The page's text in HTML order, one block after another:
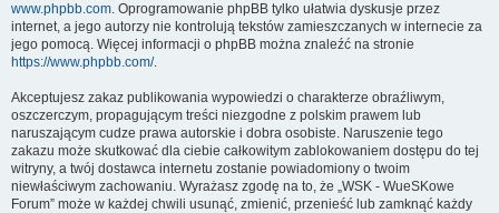
www.phpbb.com. Oprogramowanie phpBB tylko ułatwia dyskusje przez
internet, a jego autorzy nie kontrolują tekstów zamieszczanych w internecie za
jego pomocą. Więcej informacji o phpBB można znaleźć na stronie
https://www.phpbb.com/.
Akceptujesz zakaz publikowania wypowiedzi o charakterze obraźliwym,
oszczerczym, propagującym treści niezgodne z polskim prawem lub
naruszającym cudze prawa autorskie i dobra osobiste. Naruszenie tego
zakazu może skutkować dla ciebie całkowitym zablokowaniem dostępu do tej
witryny, a twój dostawca internetu zostanie powiadomiony o twoim
niewłaściwym zachowaniu. Wyrażasz zgodę na to, że „WSK - WueSKowe
Forum” może w każdej chwili usunąć, zmienić, przenieść lub zamknąć każdy